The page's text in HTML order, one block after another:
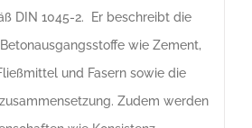
DIN 1045-2. ​ Er beschreibt die
wie Zement,
und Fasern sowie die
Zudem werden